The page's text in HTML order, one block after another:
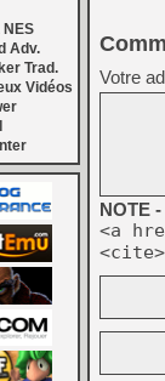
NES
Adv.
Trad.
Vidéos
Votre
NOTE
<a